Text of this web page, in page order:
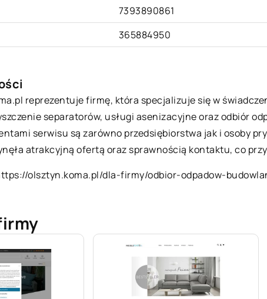
7393890861
365884950
reprezentuje firmę, która specjalizuje się w
separatorów, usługi asenizacyjne oraz odbiór
serwisu są zarówno przedsiębiorstwa jak i osoby
atrakcyjną ofertą oraz sprawnością kontaktu, co
olsztyn.koma.pl/dla-firmy/odbior-odpadow-